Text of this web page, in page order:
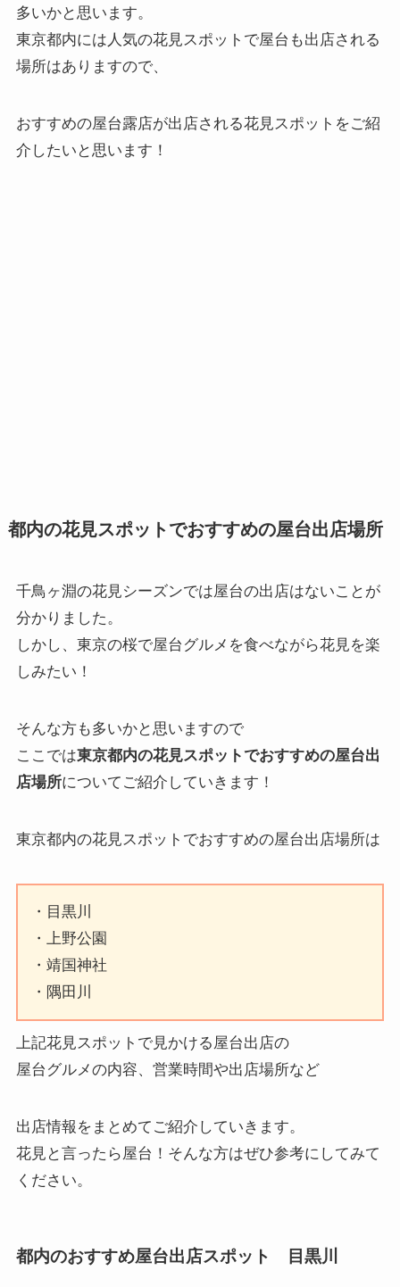
多いかと思います。
東京都内には人気の花見スポットで屋台も出店される
場所はありますので、
おすすめの屋台露店が出店される花見スポットをご紹
介したいと思います！
都内の花見スポットでおすすめの屋台出店場所
千鳥ヶ淵の花見シーズンでは屋台の出店はないことが
分かりました。
しかし、東京の桜で屋台グルメを食べながら花見を楽
しみたい！
そんな方も多いかと思いますので
ここでは東京都内の花見スポットでおすすめの屋台出
店場所についてご紹介していきます！
東京都内の花見スポットでおすすめの屋台出店場所は
・目黒川
・上野公園
・靖国神社
・隅田川
上記花見スポットで見かける屋台出店の
屋台グルメの内容、営業時間や出店場所など
出店情報をまとめてご紹介していきます。
花見と言ったら屋台！そんな方はぜひ参考にしてみて
ください。
都内のおすすめ屋台出店スポット 目黒川